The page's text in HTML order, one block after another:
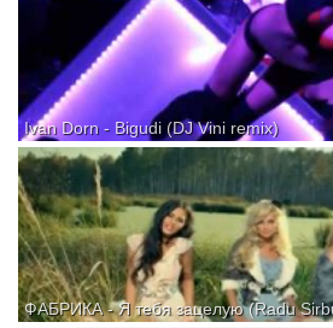
Ivan Dorn - Bigudi (DJ Vini remix)
Dj Vini booking; +7 (926) 322-43-44 Лева; +7
+7 (909) 688-11-22 Николай. made by